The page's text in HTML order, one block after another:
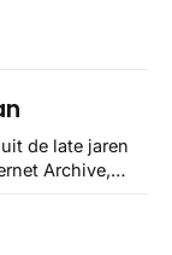
de late jaren
Archive,
alle scans een
vind ik ze er